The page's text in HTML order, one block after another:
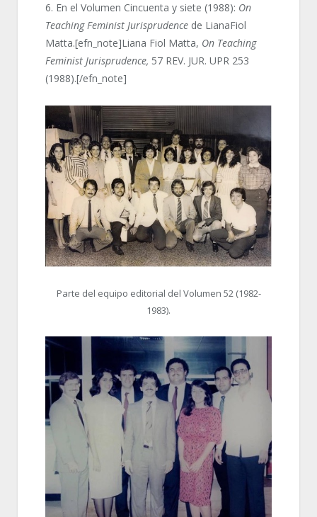
6. En el Volumen Cincuenta y siete (1988): On
Teaching Feminist Jurisprudence de LianaFiol
Matta.[efn_note]Liana Fiol Matta, On Teaching
Feminist Jurisprudence, 57 REV. JUR. UPR 253
(1988).[/efn_note]
Parte del equipo editorial del Volumen 52 (1982-
1983).